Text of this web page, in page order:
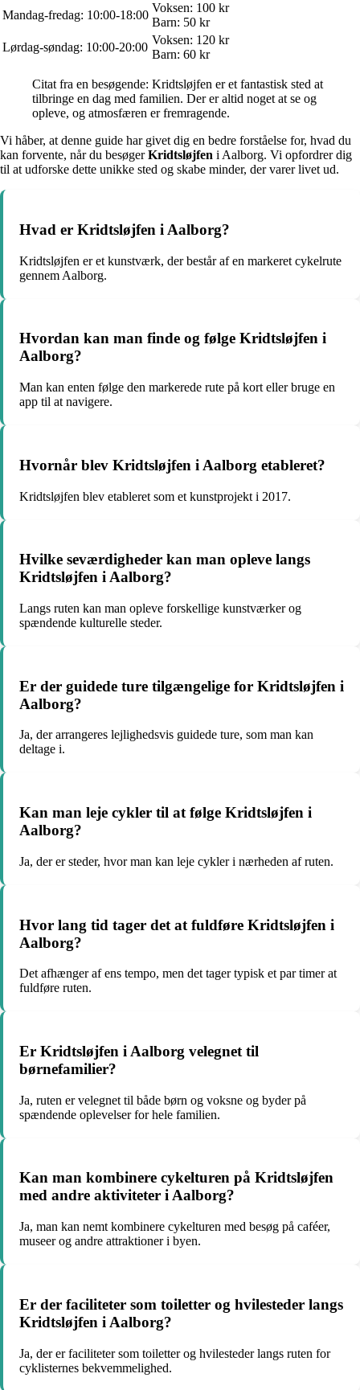
Mandag-fredag: 10:00-18:00
Voksen: 100 kr
Barn: 50 kr
Lørdag-søndag: 10:00-20:00
Voksen: 120 kr
Barn: 60 kr
Citat fra en besøgende: Kridtsløjfen er et fantastisk sted at
tilbringe en dag med familien. Der er altid noget at se og
opleve, og atmosfæren er fremragende.
Vi håber, at denne guide har givet dig en bedre forståelse for, hvad du
kan forvente, når du besøgerKridtsløjfen i Aalborg. Vi opfordrer dig
til at udforske dette unikke sted og skabe minder, der varer livet ud.
Hvad er Kridtsløjfen i Aalborg?
Kridtsløjfen er et kunstværk, der består af en markeret cykelrute
gennem Aalborg.
Hvordan kan man finde og følge Kridtsløjfen i
Aalborg?
Man kan enten følge den markerede rute på kort eller bruge en
app til at navigere.
Hvornår blev Kridtsløjfen i Aalborg etableret?
Kridtsløjfen blev etableret som et kunstprojekt i 2017.
Hvilke seværdigheder kan man opleve langs
Kridtsløjfen i Aalborg?
Langs ruten kan man opleve forskellige kunstværker og
spændende kulturelle steder.
Er der guidede ture tilgængelige for Kridtsløjfen i
Aalborg?
Ja, der arrangeres lejlighedsvis guidede ture, som man kan
deltage i.
Kan man leje cykler til at følge Kridtsløjfen i
Aalborg?
Ja, der er steder, hvor man kan leje cykler i nærheden af ruten.
Hvor lang tid tager det at fuldføre Kridtsløjfen i
Aalborg?
Det afhænger af ens tempo, men det tager typisk et par timer at
fuldføre ruten.
Er Kridtsløjfen i Aalborg velegnet til
børnefamilier?
Ja, ruten er velegnet til både børn og voksne og byder på
spændende oplevelser for hele familien.
Kan man kombinere cykelturen på Kridtsløjfen
med andre aktiviteter i Aalborg?
Ja, man kan nemt kombinere cykelturen med besøg på caféer,
museer og andre attraktioner i byen.
Er der faciliteter som toiletter og hvilesteder langs
Kridtsløjfen i Aalborg?
Ja, der er faciliteter som toiletter og hvilesteder langs ruten for
cyklisternes bekvemmelighed.